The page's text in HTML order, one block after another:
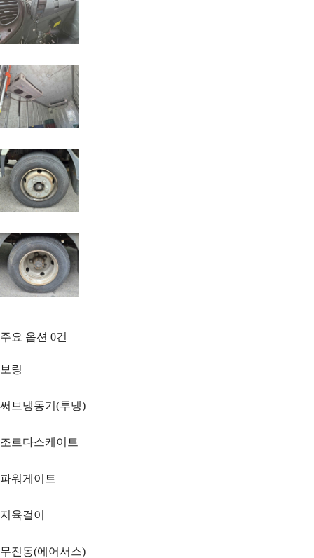
주요 옵션 0건
보링
써브냉동기(투냉)
조르다스케이트
파워게이트
지육걸이
무진동(에어서스)